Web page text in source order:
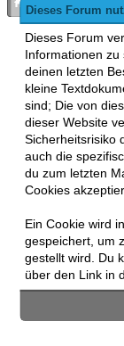
Dieses Forum
Dieses Forum
Informationen
deinen letzten
kleine
sind; Die von
dieser Website
Sicherheitsrisiko
auch die
du zum letzten
Cookies
Ein Cookie wird
gespeichert, um
gestellt wird. Du
über den Link in
This